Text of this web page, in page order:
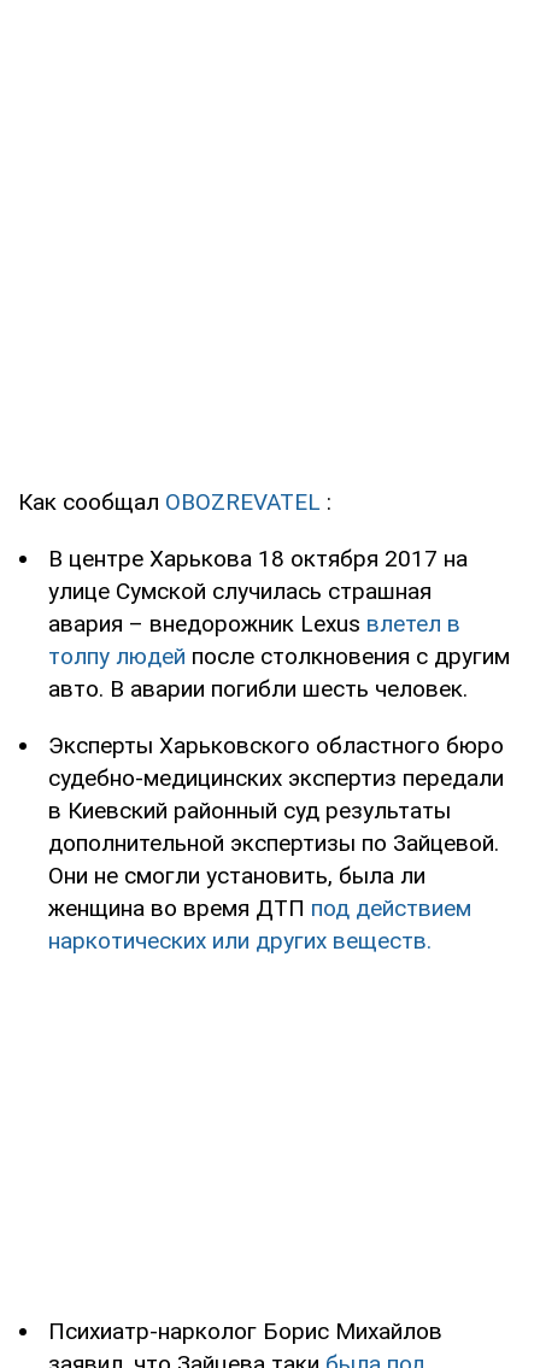
Как сообщал OBOZREVATEL :
В центре Харькова 18 октября 2017 на
улице Сумской случилась страшная
авария – внедорожник Lexus влетел в
толпу людей после столкновения с другим
авто. В аварии погибли шесть человек.
Эксперты Харьковского областного бюро
судебно-медицинских экспертиз передали
в Киевский районный суд результаты
дополнительной экспертизы по Зайцевой.
Они не смогли установить, была ли
женщина во время ДТП под действием
наркотических или других веществ.
Психиатр-нарколог Борис Михайлов